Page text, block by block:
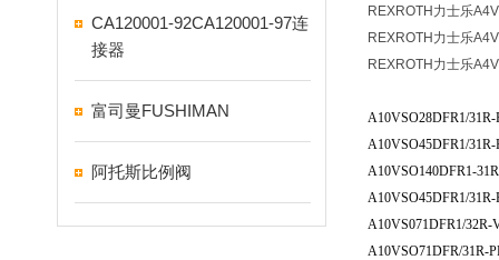
CA120001-92CA120001-97连
接器
富司曼FUSHIMAN
阿托斯比例阀
REXROTH力士乐
REXROTH力士乐
REXROTH力士乐
A10VSO28DFR1/31R-
A10VSO45DFR1/31R-
A10VSO140DFR1-
A10VSO45DFR1/31R-
A10VS071DFR1/32R-
A10VSO71DFR/31R-